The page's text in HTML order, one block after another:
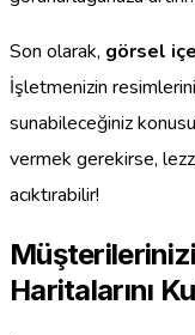
Son olarak, görsel
İşletmenizin
sunabileceğiniz
vermek gerekirse,
acıktırabilir!
Haritalarını